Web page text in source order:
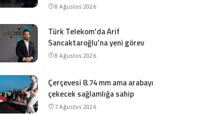
8 Ağustos 2026
Türk Telekom’da Arif
Sancaktaroğlu’na yeni görev
8 Ağustos 2026
Çerçevesi 8.74 mm ama arabayı
çekecek sağlamlığa sahip
7 Ağustos 2026